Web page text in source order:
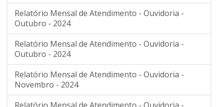
Relatório Mensal de Atendimento - Ouvidoria -
Outubro - 2024
Relatório Mensal de Atendimento - Ouvidoria -
Outubro - 2024
Relatório Mensal de Atendimento - Ouvidoria -
Novembro - 2024